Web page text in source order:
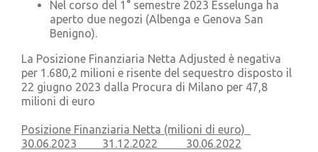
Nel corso del 1° semestre 2023 Esselunga ha
aperto due negozi (Albenga e Genova San
Benigno).
La Posizione Finanziaria Netta Adjusted è negativa
per 1.680,2 milioni e risente del sequestro disposto il
22 giugno 2023 dalla Procura di Milano per 47,8
milioni di euro
Posizione Finanziaria Netta (milioni di euro)
30.06.2023 31.12.2022 30.06.2022